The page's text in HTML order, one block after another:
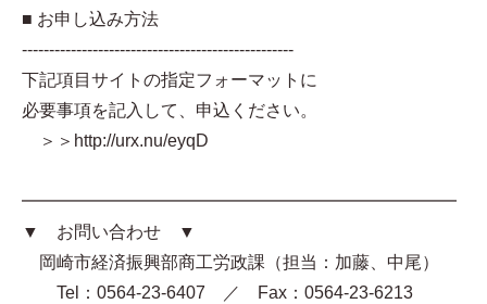
■ お申し込み方法
--------------------------------------------------
下記項目サイトの指定フォーマットに
必要事項を記入して、申込ください。
＞＞http://urx.nu/eyqD
━━━━━━━━━━━━━━━━━━━━━━━━━
▼ お問い合わせ ▼
岡崎市経済振興部商工労政課（担当：加藤、中尾）
Tel：0564-23-6407 ／ Fax：0564-23-6213